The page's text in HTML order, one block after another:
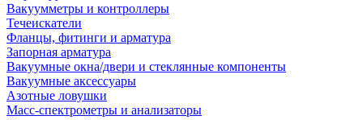
Вакуумметры и контроллеры
Течеискатели
Фланцы, фитинги и арматура
Запорная арматура
Вакуумные окна/двери и стеклянные компоненты
Вакуумные аксессуары
Азотные ловушки
Масс-спектрометры и анализаторы